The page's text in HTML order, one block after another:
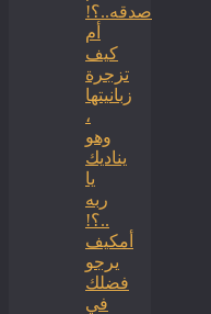
صدقه..؟!
أم
كيف
تزجرة
زبانيتها
،
وهو
يناديك
يا
ربه
..؟!
أمكيف
يرجو
فضلك
في